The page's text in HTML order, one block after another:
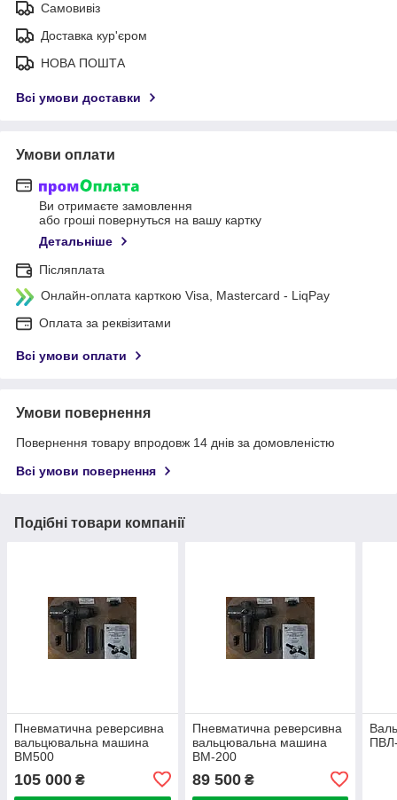
Самовивіз
Доставка кур'єром
НОВА ПОШТА
Всі умови доставки
Умови оплати
Ви отримаєте замовлення
або гроші повернуться на вашу картку
Детальніше
Післяплата
Онлайн-оплата карткою Visa, Mastercard - LiqPay
Оплата за реквізитами
Всі умови оплати
Умови повернення
Повернення товару впродовж 14 днів за домовленістю
Всі умови повернення
Подібні товари компанії
Пневматична реверсивна
вальцювальна машина
ВМ500
105 000 ₴
Пневматична реверсивна
вальцювальна машина
ВМ-200
89 500₴